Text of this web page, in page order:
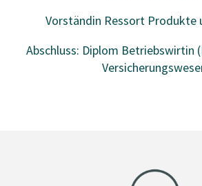
Vorständin Ressort Produkte
Abschluss: Diplom Betriebswirtin